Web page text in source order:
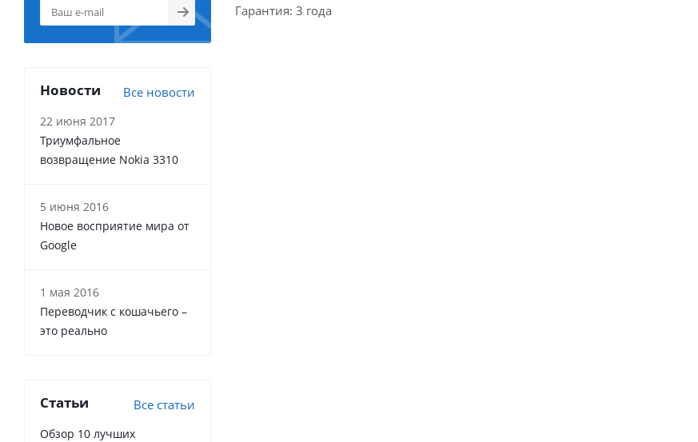
Гарантия: 3 года
Новости Все новости
22 июня 2017
Триумфальное
возвращение Nokia 3310
5 июня 2016
Новое восприятие мира от
Google
1 мая 2016
Переводчик с кошачьего –
это реально
Статьи Все статьи
Обзор 10 лучших